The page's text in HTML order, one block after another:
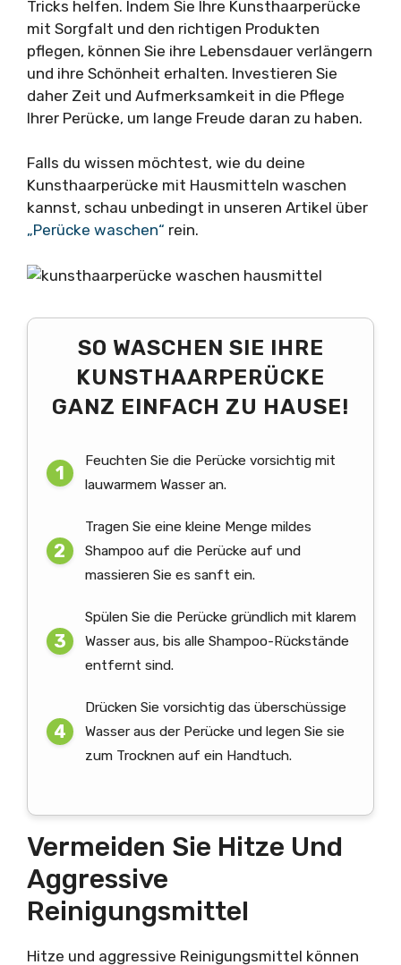
Tricks helfen. Indem Sie Ihre Kunsthaarperücke
mit Sorgfalt und den richtigen Produkten
pflegen, können Sie ihre Lebensdauer verlängern
und ihre Schönheit erhalten. Investieren Sie
daher Zeit und Aufmerksamkeit in die Pflege
Ihrer Perücke, um lange Freude daran zu haben.
Falls du wissen möchtest, wie du deine
Kunsthaarperücke mit Hausmitteln waschen
kannst, schau unbedingt in unseren Artikel über
„Perücke waschen“ rein.
SO WASCHEN SIE IHRE
KUNSTHAARPERÜCKE
GANZ EINFACH ZU HAUSE!
Feuchten Sie die Perücke vorsichtig mit
lauwarmem Wasser an.
Tragen Sie eine kleine Menge mildes
Shampoo auf die Perücke auf und
massieren Sie es sanft ein.
Spülen Sie die Perücke gründlich mit klarem
Wasser aus, bis alle Shampoo-Rückstände
entfernt sind.
Drücken Sie vorsichtig das überschüssige
Wasser aus der Perücke und legen Sie sie
zum Trocknen auf ein Handtuch.
Vermeiden Sie Hitze Und
Aggressive
Reinigungsmittel
Hitze und aggressive Reinigungsmittel können